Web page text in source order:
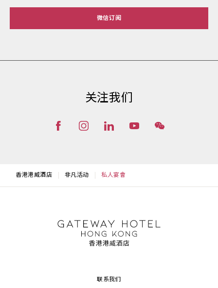
微信订阅
关注我们
香港港威酒店 非凡活动 私人宴會
联系我们